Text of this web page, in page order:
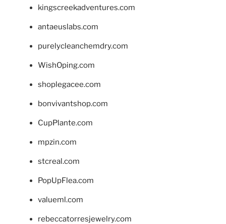
kingscreekadventures.com
antaeuslabs.com
purelycleanchemdry.com
WishOping.com
shoplegacee.com
bonvivantshop.com
CupPlante.com
mpzin.com
stcreal.com
PopUpFlea.com
valueml.com
rebeccatorresjewelry.com